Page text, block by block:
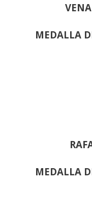
MEDALLA
MEDALLA